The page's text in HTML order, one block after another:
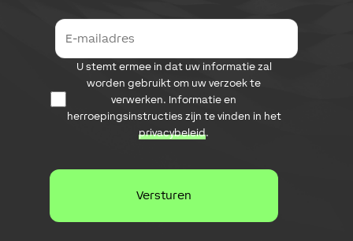
a
i
l
r
s
D
a
t
b
e
e
m
U stemt ermee in dat uw informatie zal
worden gebruikt om uw verzoek te
verwerken. Informatie en
herroepingsinstructies zijn te vinden in het
privacybeleid.